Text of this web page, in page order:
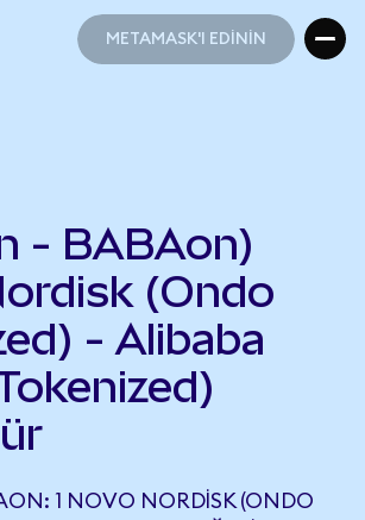
METAMASK'I EDİNİN
- BABAon)
(Ondo
- Alibaba
1 NOVO NORDISK (ONDO